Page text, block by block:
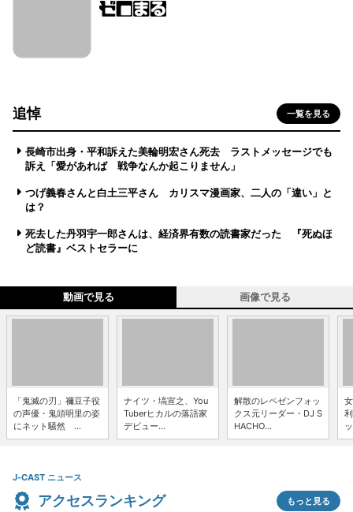
追悼 一覧を見る
長崎市出身・平和訴えた美輪明宏さん死去 ラストメッセージでも
訴え「愛があれば 戦争なんか起こりません」
つげ義春さんと白土三平さん カリスマ漫画家、二人の「違い」と
は？
死去した丹羽宇一郎さんは、経済界有数の読書家だった 『死ぬほ
ど読書』ベストセラーに
動画で見る 画像で見る
「鬼滅の刃」禰豆子役
の声優・鬼頭明里の姿
にネット騒然 ...
ナイツ・塙宣之、You
Tuberヒカルの落語家
デビュー...
解散のレペゼンフォッ
クス元リーダー・DJ S
HACHO...
J-CAST ニュース
アクセスランキング もっと見る